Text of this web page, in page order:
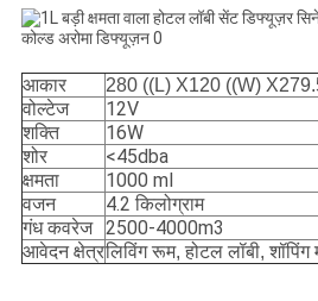
आकार 280 ((L) X120 ((W)
वोल्टेज
12V
शक्ति
16W
शोर
<45dba
क्षमता
1000 ml
वजन
4.2 किलोग्राम
गंध कवरेज 2500-4000m3
आवेदन क्षेत्रलिविंग रूम, होटल लॉबी,